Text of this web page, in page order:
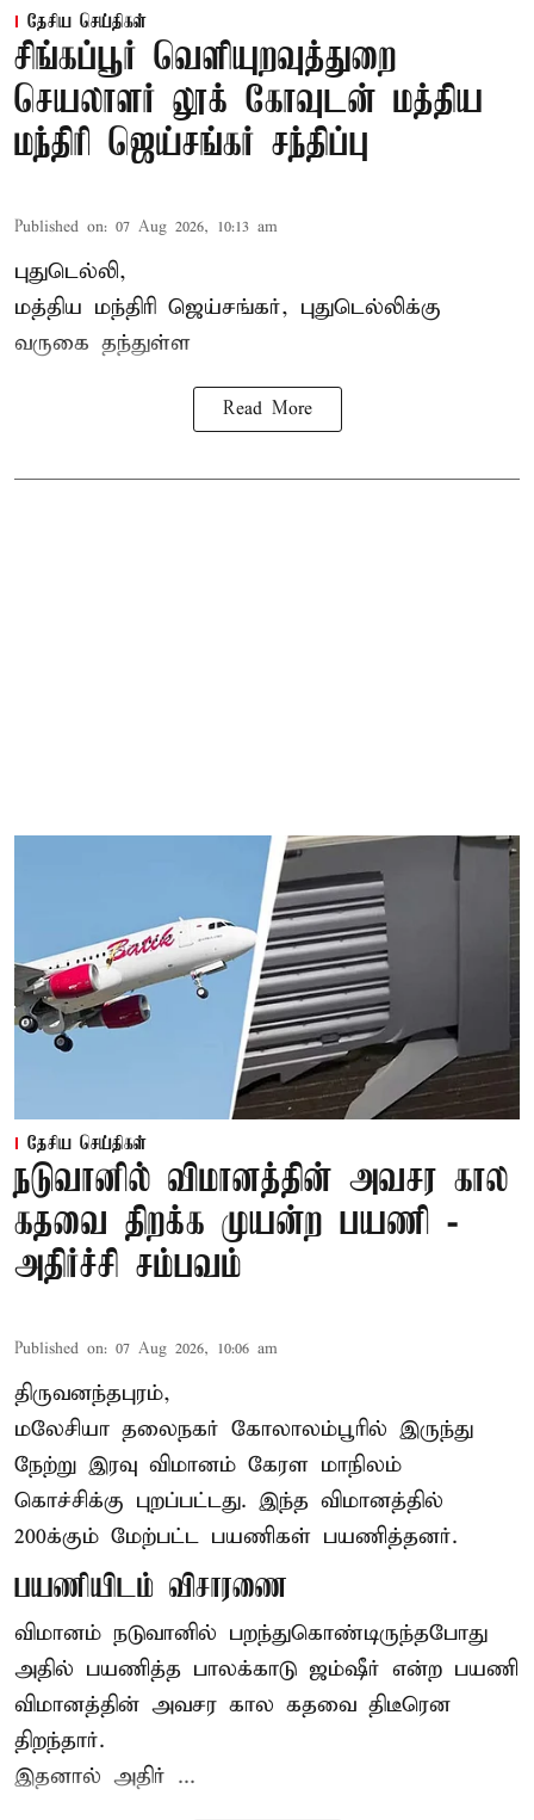
தேசிய செய்திகள்
சிங்கப்பூர் வெளியுறவுத்துறை
செயலாளர் லூக் கோவுடன் மத்திய
மந்திரி ஜெய்சங்கர் சந்திப்பு
Published on: 07 Aug 2026, 10:13 am
புதுடெல்லி,
மத்திய மந்திரி ஜெய்சங்கர், புதுடெல்லிக்கு
வருகை தந்துள்ள
Read More
தேசிய செய்திகள்
நடுவானில் விமானத்தின் அவசர கால
கதவை திறக்க முயன்ற பயணி -
அதிர்ச்சி சம்பவம்
Published on: 07 Aug 2026, 10:06 am
திருவனந்தபுரம்,
மலேசியா தலைநகர் கோலாலம்பூரில் இருந்து
நேற்று இரவு விமானம் கேரள மாநிலம்
கொச்சிக்கு புறப்பட்டது. இந்த விமானத்தில்
200க்கும் மேற்பட்ட பயணிகள் பயணித்தனர்.
பயணியிடம் விசாரணை
விமானம் நடுவானில் பறந்துகொண்டிருந்தபோது
அதில் பயணித்த பாலக்காடு ஜம்ஷீர் என்ற பயணி
விமானத்தின் அவசர கால கதவை திடீரென
திறந்தார்.
இதனால் அதிர் ...